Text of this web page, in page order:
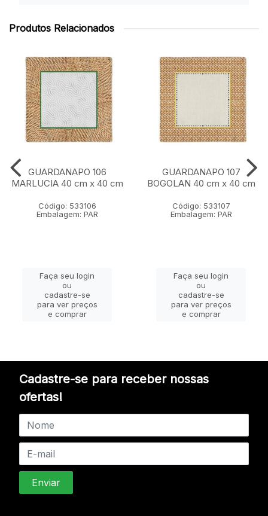
Produtos Relacionados
GUARDANAPO 106
MARLUCIA 40 cm x 40 cm
Código: 533106
Embalagem: PAR
Faça seu login
ou
cadastre-se
para ver preços
e comprar
GUARDANAPO 107
BOGOLAN 40 cm x 40 cm
Código: 533107
Embalagem: PAR
Faça seu login
ou
cadastre-se
para ver preços
e comprar
Cadastre-se para receber nossas
ofertas!